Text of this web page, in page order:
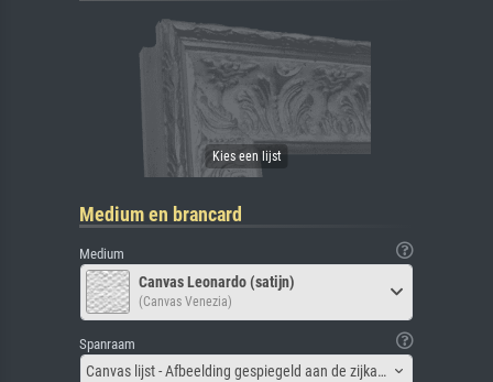
Medium en brancard
Medium
Canvas Leonardo (satijn)
(Canvas Venezia)
Spanraam
Canvas lijst - Afbeelding gespiegeld aan de zijkant